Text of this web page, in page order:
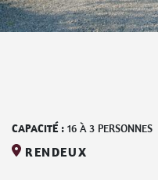
CAPACITÉ : 16 À3 PERSONNES
RENDEUX